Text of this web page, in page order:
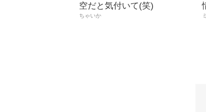
空だと気付いて(笑)
ちゃいか